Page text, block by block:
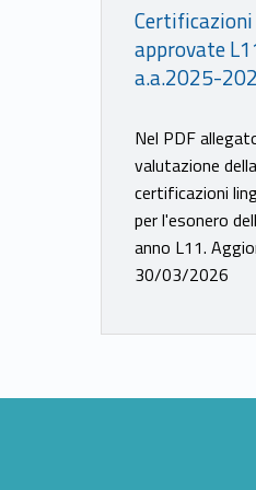
approvate
a.a.2025-
Nel PDF
valutazione
certificazioni
per l'esonero
anno L11.
30/03/2026